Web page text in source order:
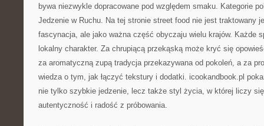
bywa niezwykle dopracowane pod względem smaku. Kategorie
Jedzenie w Ruchu. Na tej stronie street food nie jest traktowany
fascynacja, ale jako ważna część obyczaju wielu krajów. Każde
lokalny charakter. Za chrupiącą przekąską może kryć się
za aromatyczną zupą tradycja przekazywana od pokoleń, a za
wiedza o tym, jak łączyć tekstury i dodatki. icookandbook.pl
nie tylko szybkie jedzenie, lecz także styl życia, w której liczy
autentyczność i radość z próbowania.